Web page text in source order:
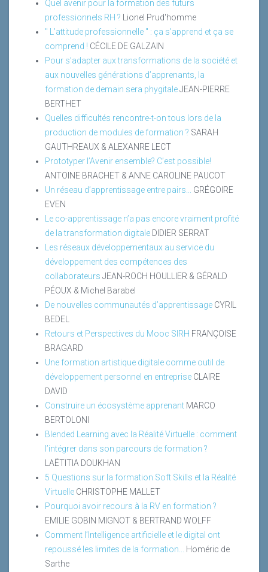
Quel avenir pour la formation des futurs
professionnels RH ? Lionel Prud'homme
" L’attitude professionnelle " : ça s’apprend et ça se
comprend ! CÉCILE DE GALZAIN
Pour s’adapter aux transformations de la société et
aux nouvelles générations d’apprenants, la
formation de demain sera phygitaleJEAN-PIERRE
BERTHET
Quelles difficultés rencontre-t-on tous lors de la
production de modules de formation ? SARAH
GAUTHREAUX & ALEXANRE LECT
Prototyper l’Avenir ensemble? C’est possible!
ANTOINE BRACHET & ANNE CAROLINE PAUCOT
Un réseau d’apprentissage entre pairs...
GRÉGOIRE
EVEN
Le co-apprentissage n’a pas encore vraiment profité
de la transformation digitale DIDIER SERRAT
Les réseaux développementaux au service du
développement des compétences des
collaborateurs JEAN-ROCH HOULLIER & GÉRALD
PÉOUX & Michel Barabel
De nouvelles communautés d’apprentissage CYRIL
BEDEL
Retours et Perspectives du Mooc SIRH FRANÇOISE
BRAGARD
Une formation artistique digitale comme outil de
développement personnel en entreprise CLAIRE
DAVID
Construire un écosystème apprenant MARCO
BERTOLONI
Blended Learning avec la Réalité Virtuelle : comment
l’intégrer dans son parcours de formation ?
LAËTITIA DOUKHAN
5 Questions sur la formation Soft Skills et la Réalité
Virtuelle CHRISTOPHE MALLET
Pourquoi avoir recours à la RV en formation ?
EMILIE GOBIN MIGNOT & BERTRAND WOLFF
Comment l’Intelligence artificielle et le digital ont
repoussé les limites de la formation...
Homéric de
Sarthe